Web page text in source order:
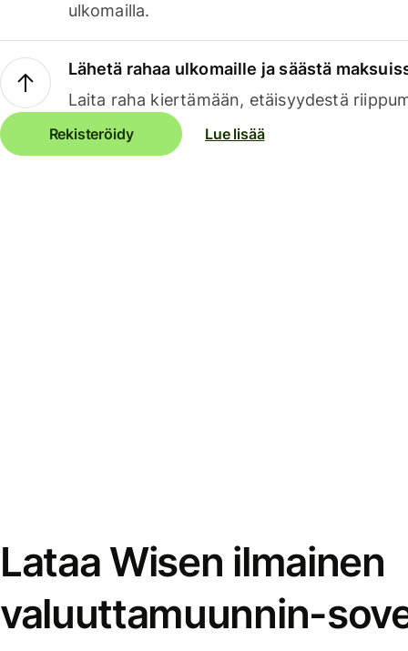
ulkomailla.
Lähetä rahaa ulkomaille ja säästä
Laita raha kiertämään, etäisyydestä
Rekisteröidy Lue lisää
Lataa Wisen ilmainen
valuuttamuunnin-